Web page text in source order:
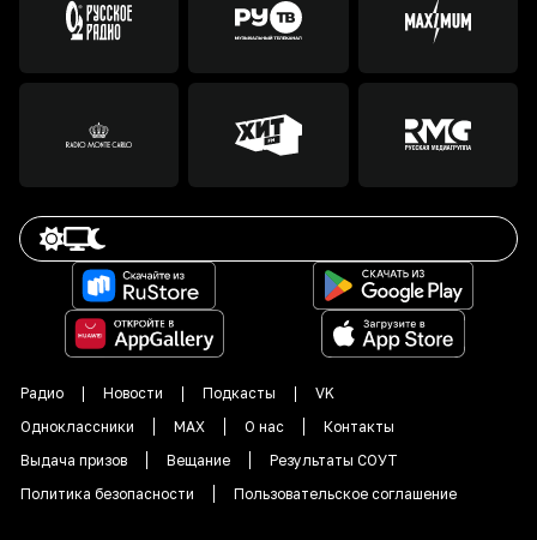
Радио Новости Подкасты
VK
Одноклассники
MAX О нас
Контакты
Выдача призов
Вещание
Результаты СОУТ
Политика безопасности
Пользовательское соглашение